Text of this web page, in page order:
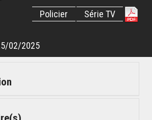
Série TV
Policier
02/2025